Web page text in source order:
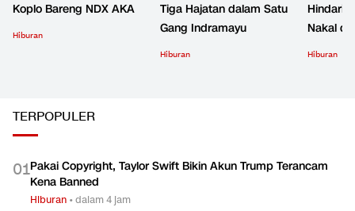
Koplo Bareng NDX AKA
Hiburan
Tiga Hajatan dalam Satu
Gang Indramayu
Hiburan
Hindari
Nakal
Hiburan
TERPOPULER
01Pakai Copyright, Taylor Swift Bikin Akun Trump Terancam
Kena Banned
Hiburan •dalam 4 jam